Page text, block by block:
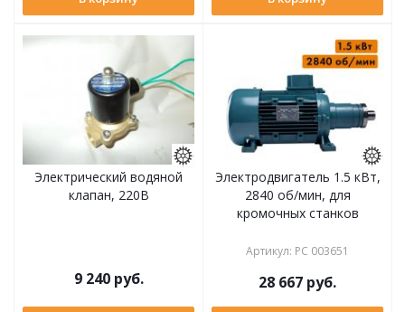
Электрический водяной
клапан, 220В
9 240руб.
Электродвигатель 1.5 кВт,
2840 об/мин, для
кромочных станков
Артикул: РС 003651
28 667 руб.